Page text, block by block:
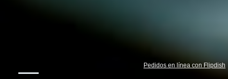
Pedidos en línea con Flipdish